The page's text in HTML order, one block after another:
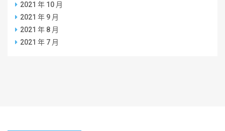
2021 年 10 月
2021 年 9 月
2021 年 8 月
2021 年 7 月